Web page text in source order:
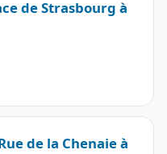
de Strasbourg à
de la Chenaie à